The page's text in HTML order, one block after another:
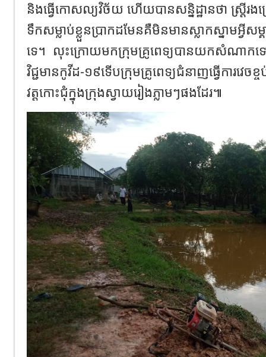
និងធ្វើកោសល្យវិច័យ ហើយបានសន្និដ្ឋានថា ស្ត្រីរ
ទឹកសម្លាប់ខ្លួនប្រាកដមែនគឺមិនមានស្លាកស្នាមអ្វីស
ទេ។
លុះក្រោយមកក្រុមគ្រូពេទ្យបានយកសំណាក
វិជ្ជមានកូវីដ-១៩ទើបក្រុមគ្រូពេទ្យជំនាញធ្វើការវេ
វត្តកោះជុំក្នុងក្រុងស្វាយរៀងភ្លាមៗផងដែរ៕